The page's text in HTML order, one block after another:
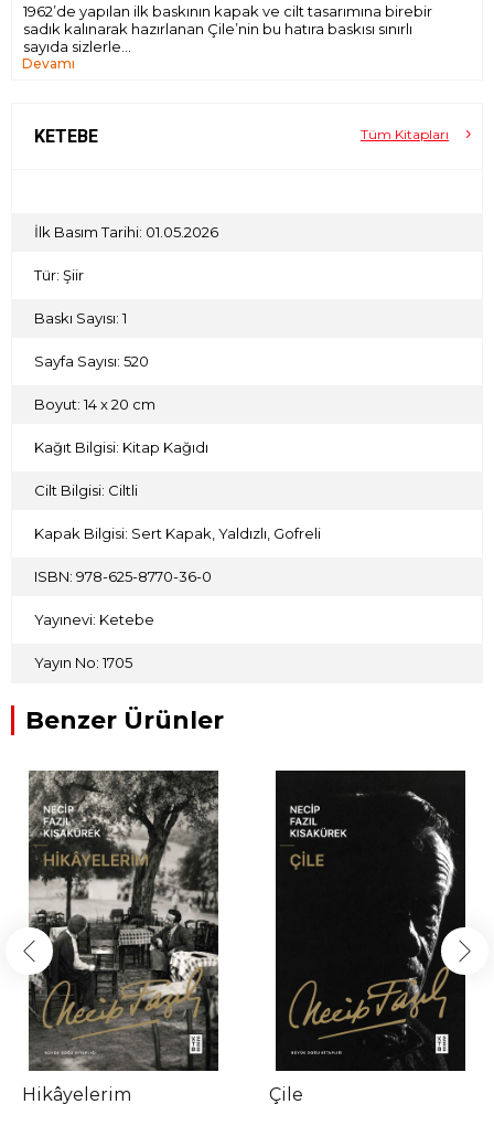
1962’de yapılan ilk baskının kapak ve cilt tasarımına birebir
sadık kalınarak hazırlanan Çile’nin bu hatıra baskısı sınırlı
sayıda sizlerle…
Devamı
KETEBE Tüm Kitapları
İlk Basım Tarihi: 01.05.2026
Tür: Şiir
Baskı Sayısı: 1
Sayfa Sayısı: 520
Boyut: 14 x 20 cm
Kağıt Bilgisi: Kitap Kağıdı
Cilt Bilgisi: Ciltli
Kapak Bilgisi: Sert Kapak, Yaldızlı, Gofreli
ISBN: 978-625-8770-36-0
Yayınevi: Ketebe
Yayın No: 1705
Benzer Ürünler
Hikâyelerim Çile